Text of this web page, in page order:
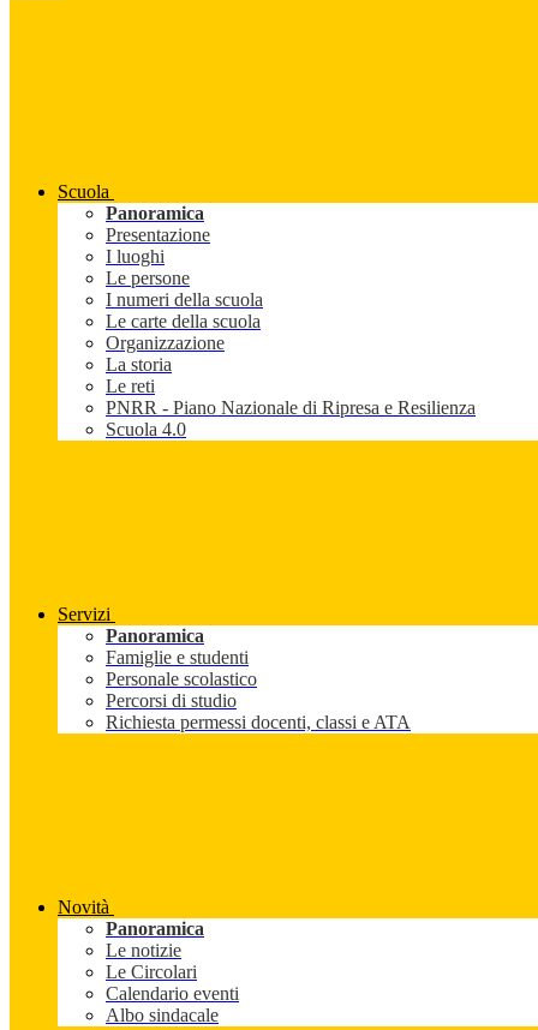
Scuola
Panoramica
Presentazione
I luoghi
Le persone
I numeri della scuola
Le carte della scuola
Organizzazione
La storia
Le reti
PNRR - Piano Nazionale di Ripresa e Resilienza
Scuola 4.0
Servizi
Panoramica
Famiglie e studenti
Personale scolastico
Percorsi di studio
Richiesta permessi docenti, classi e ATA
Novità
Panoramica
Le notizie
Le Circolari
Calendario eventi
Albo sindacale